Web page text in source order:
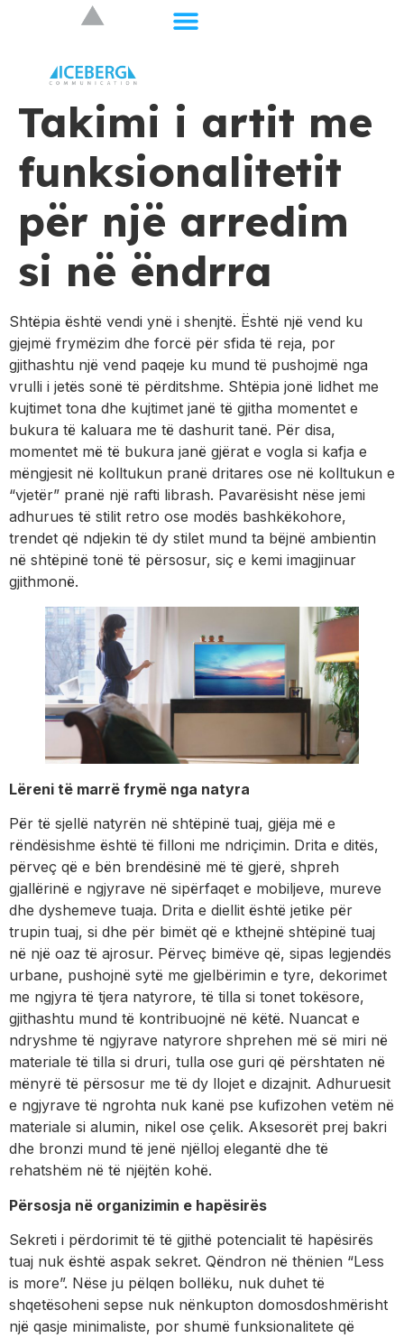
Takimi i artit me
funksionalitetit
për një arredim
si në ëndrra
Shtëpia është vendi ynë i shenjtë. Është një vend ku
gjejmë frymëzim dhe forcë për sfida të reja, por
gjithashtu një vend paqeje ku mund të pushojmë nga
vrulli i jetës sonë të përditshme. Shtëpia jonë lidhet me
kujtimet tona dhe kujtimet janë të gjitha momentet e
bukura të kaluara me të dashurit tanë. Për disa,
momentet më të bukura janë gjërat e vogla si kafja e
mëngjesit në kolltukun pranë dritares ose në kolltukun e
“vjetër” pranë një rafti librash. Pavarësisht nëse jemi
adhurues të stilit retro ose modës bashkëkohore,
trendet që ndjekin të dy stilet mund ta bëjnë ambientin
në shtëpinë tonë të përsosur, siç e kemi imagjinuar
gjithmonë.
Lëreni të marrë frymë nga natyra
Për të sjellë natyrën në shtëpinë tuaj, gjëja më e
rëndësishme është të filloni me ndriçimin. Drita e ditës,
përveç që e bën brendësinë më të gjerë, shpreh
gjallërinë e ngjyrave në sipërfaqet e mobiljeve, mureve
dhe dyshemeve tuaja. Drita e diellit është jetike për
trupin tuaj, si dhe për bimët që e kthejnë shtëpinë tuaj
në një oaz të ajrosur. Përveç bimëve që, sipas legjendës
urbane, pushojnë sytë me gjelbërimin e tyre, dekorimet
me ngjyra të tjera natyrore, të tilla si tonet tokësore,
gjithashtu mund të kontribuojnë në këtë. Nuancat e
ndryshme të ngjyrave natyrore shprehen më së miri në
materiale të tilla si druri, tulla ose guri që përshtaten në
mënyrë të përsosur me të dy llojet e dizajnit. Adhuruesit
e ngjyrave të ngrohta nuk kanë pse kufizohen vetëm në
materiale si alumin, nikel ose çelik. Aksesorët prej bakri
dhe bronzi mund të jenë njëlloj elegantë dhe të
rehatshëm në të njëjtën kohë.
Përsosja në organizimin e hapësirës
Sekreti i përdorimit të të gjithë potencialit të hapësirës
tuaj nuk është aspak sekret. Qëndron në thënien “Less
is more”. Nëse ju pëlqen bollëku, nuk duhet të
shqetësoheni sepse nuk nënkupton domosdoshmërisht
një qasje minimaliste, por shumë funksionalitete që